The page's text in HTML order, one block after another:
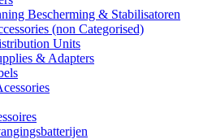
Bescherming & Stabilisatoren
(non Categorised)
Units
& Adapters